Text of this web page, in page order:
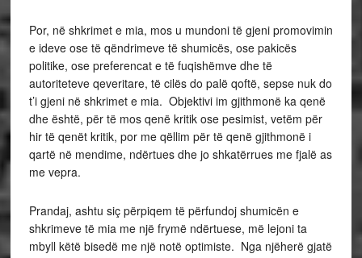
Por, në shkrimet e mia, mos u mundoni të gjeni promovimin
e ideve ose të qëndrimeve të shumicës, ose pakicës
politike, ose preferencat e të fuqishëmve dhe të
autoriteteve qeveritare, të cilës do palë qoftë, sepse nuk do
t’i gjeni në shkrimet e mia. Objektivi im gjithmonë ka qenë
dhe është, për të mos qenë kritik ose pesimist, vetëm për
hir të qenët kritik, por me qëllim për të qenë gjithmonë i
qartë në mendime, ndërtues dhe jo shkatërrues me fjalë as
me vepra.
Prandaj, ashtu siç përpiqem të përfundoj shumicën e
shkrimeve të mia me një frymë ndërtuese, më lejoni ta
mbyll këtë bisedë me një notë optimiste. Nga njëherë gjatë